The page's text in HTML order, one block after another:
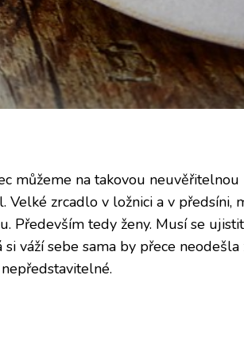
můžeme na takovou neuvěřitelnou
zrcadlo v ložnici a v předsíni,
Především tedy ženy. Musí se
váží sebe sama by přece neodešla